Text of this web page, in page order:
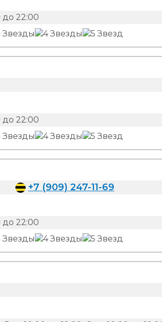
до 22:00
до 22:00
+7 (909) 247-11-69
до 22:00